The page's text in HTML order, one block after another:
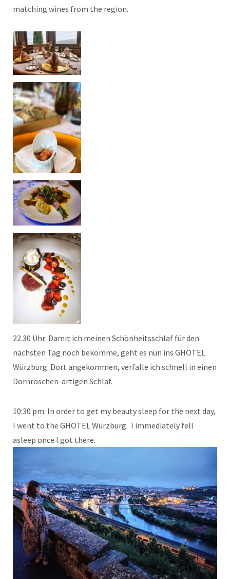
matching wines from the region.
22.30 Uhr: Damit ich meinen Schönheitsschlaf für den
nächsten Tag noch bekomme, geht es nun ins GHOTEL
Würzburg. Dort angekommen, verfalle ich schnell in einen
Dornröschen-artigen Schlaf.
10:30 pm: In order to get my beauty sleep for the next day,
I went to the GHOTEL Würzburg. I immediately fell
asleep once I got there.